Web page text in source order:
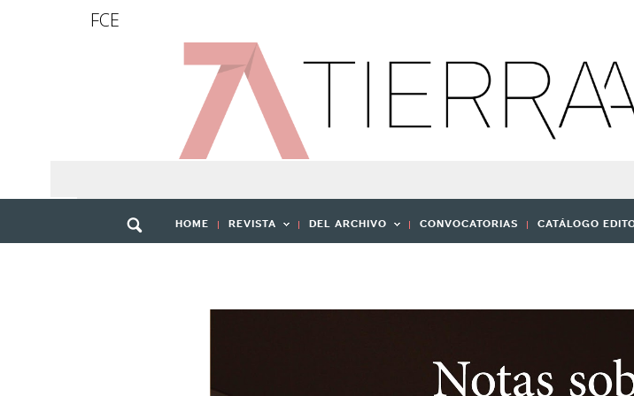
FCE
HOME REVISTA DEL ARCHIVO CONVOCATORIAS CATÁLOGO